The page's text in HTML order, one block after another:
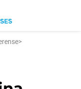
>